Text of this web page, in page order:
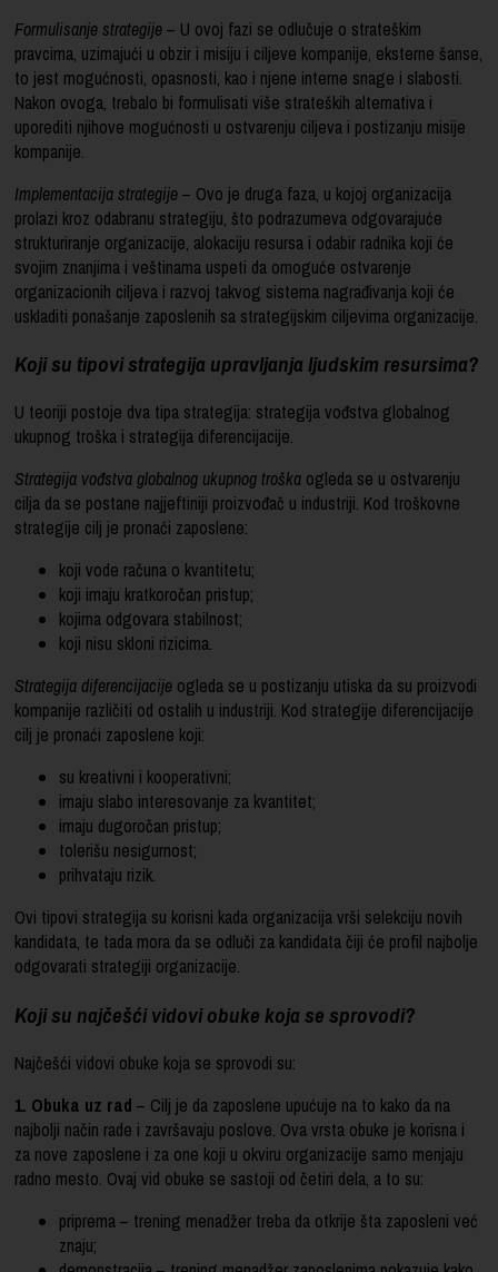
Formulisanje strategije– U ovoj fazi se odlučuje o strateškim
pravcima, uzimajući u obzir i misiju i ciljeve kompanije, eksterne šanse,
to jest mogućnosti, opasnosti, kao i njene interne snage i slabosti.
Nakon ovoga, trebalo bi formulisati više strateških alternativa i
uporediti njihove mogućnosti u ostvarenju ciljeva i postizanju misije
kompanije.
Implementacija strategije– Ovo je druga faza, u kojoj organizacija
prolazi kroz odabranu strategiju, što podrazumeva odgovarajuće
strukturiranje organizacije, alokaciju resursa i odabir radnika koji će
svojim znanjima i veštinama uspeti da omoguće ostvarenje
organizacionih ciljeva i razvoj takvog sistema nagrađivanja koji će
uskladiti ponašanje zaposlenih sa strategijskim ciljevima organizacije.
Koji su tipovi strategija upravljanja ljudskim resursima?
U teoriji postoje dva tipa strategija: strategija vođstva globalnog
ukupnog troška i strategija diferencijacije.
Strategija vođstva globalnog ukupnog troška ogleda se u ostvarenju
cilja da se postane najjeftiniji proizvođač u industriji. Kod troškovne
strategije cilj je pronaći zaposlene:
koji vode računa o kvantitetu;
koji imaju kratkoročan pristup;
kojima odgovara stabilnost;
koji nisu skloni rizicima.
Strategija diferencijacije ogleda se u postizanju utiska da su proizvodi
kompanije različiti od ostalih u industriji. Kod strategije diferencijacije
cilj je pronaći zaposlene koji:
su kreativni i kooperativni;
imaju slabo interesovanje za kvantitet;
imaju dugoročan pristup;
tolerišu nesigurnost;
prihvataju rizik.
Ovi tipovi strategija su korisni kada organizacija vrši selekciju novih
kandidata, te tada mora da se odluči za kandidata čiji će profil najbolje
odgovarati strategiji organizacije.
Koji su najčešći vidovi obuke koja se sprovodi?
Najčešći vidovi obuke koja se sprovodi su:
1. Obuka uz rad – Cilj je da zaposlene upućuje na to kako da na
najbolji način rade i završavaju poslove. Ova vrsta obuke je korisna i
za nove zaposlene i za one koji u okviru organizacije samo menjaju
radno mesto. Ovaj vid obuke se sastoji od četiri dela, a to su:
priprema – trening menadžer treba da otkrije šta zaposleni već
znaju;